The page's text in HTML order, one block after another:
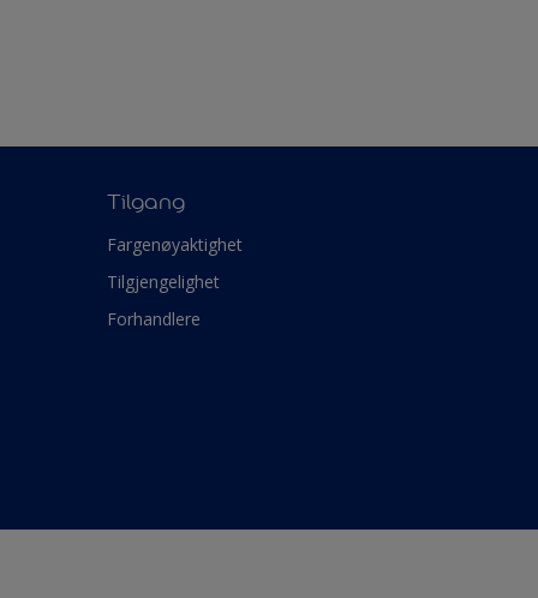
Tilgang
Fargenøyaktighet
Tilgjengelighet
Forhandlere